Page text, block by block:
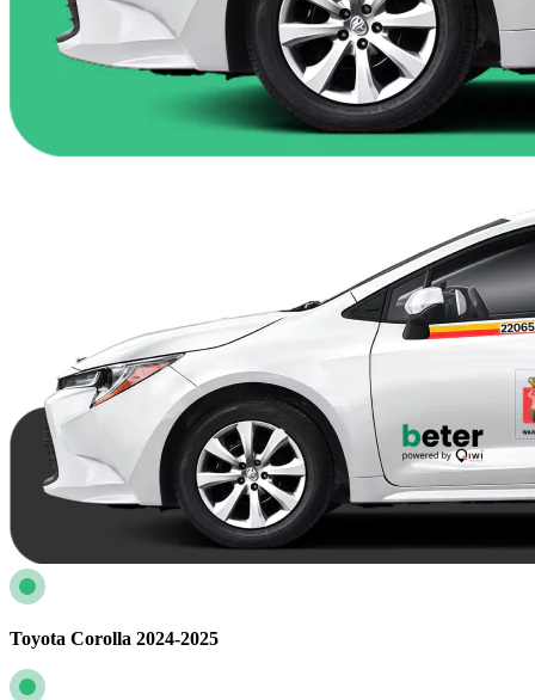
Toyota Corolla 2024-2025